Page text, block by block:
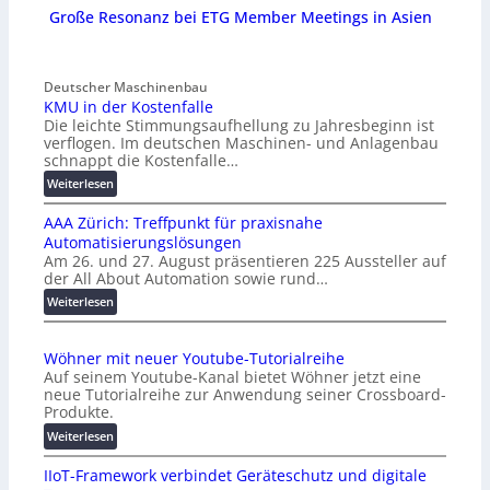
Große Resonanz bei ETG Member Meetings in Asien
Deutscher Maschinenbau
KMU in der Kostenfalle
Die leichte Stimmungsaufhellung zu Jahresbeginn ist
verflogen. Im deutschen Maschinen- und Anlagenbau
schnappt die Kostenfalle…
Weiterlesen:
K
M
U
i
n
d
e
K
o
s
e
n
f
AAA Zürich: Treffpunkt für praxisnahe
Automatisierungslösungen
Am 26. und 27. August präsentieren 225 Aussteller auf
der All About Automation sowie rund…
Weiterlesen:
A
A
Z
ü
i
c
h
Wöhner mit neuer Youtube-Tutorialreihe
Auf seinem Youtube-Kanal bietet Wöhner jetzt eine
neue Tutorialreihe zur Anwendung seiner Crossboard-
Produkte.
Weiterlesen:
W
ö
IIoT-Framework verbindet Geräteschutz und digitale